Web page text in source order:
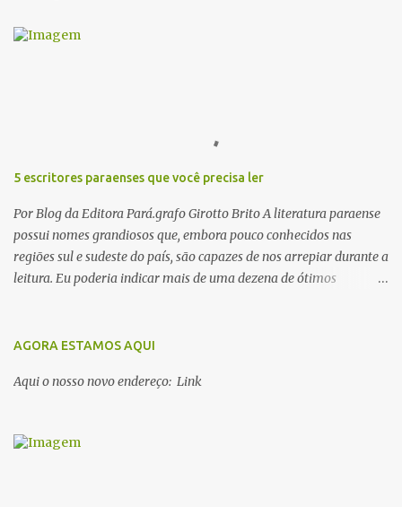
r
5 escritores paraenses que você precisa ler
Por Blog da Editora Pará.grafo Girotto Brito A literatura paraense
possui nomes grandiosos que, embora pouco conhecidos nas
regiões sul e sudeste do país, são capazes de nos arrepiar durante a
leitura. Eu poderia indicar mais de uma dezena de ótimos
1. Dalcídio Jurandir Nascido na cidade de Ponta de Pedras, Ilha do
dos quais 10 formam o chamado Ciclo do Extremo Norte -- uma
completar seus estudos na cidade grande. A série inicia com o livro
AGORA ESTAMOS AQUI
Aqui o nosso novo endereço: Link